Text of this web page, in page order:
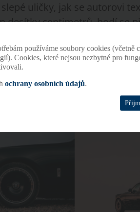
uličky, jak se autorovi
desítky centimetrů, hodí se
pohledu do všech detailů.
II
používáme soubory cookies (včetně
Cookies, které nejsou nezbytné pro
ochrany osobních údajů.